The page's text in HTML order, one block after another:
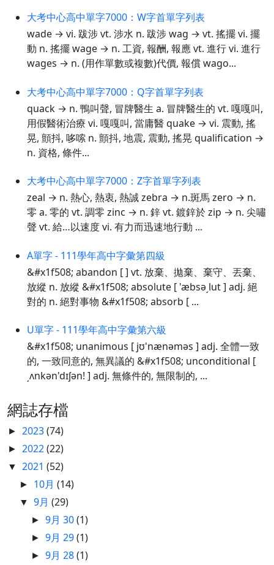
大考中心高中單字7000：W字首單字列表
wade → vi. 跋涉 vt. 涉水 n. 跋涉 wag → vt. 搖擺 vi. 擺
動 n. 搖擺 wage → n. 工資, 報酬, 報應 vt. 進行 vi. 進行
wages → n. (用作單數或複數)代價, 報償 wago...
大考中心高中單字7000：Q字首單字列表
quack → n. 鴨叫聲, 冒牌醫生 a. 冒牌醫生的 vt. 嘎嘎叫,
用假醫術治療 vi. 嘎嘎叫, 當庸醫 quake → vi. 震動, 搖
晃, 顫抖, 哆嗦 n. 顫抖, 地震, 震動, 搖晃 qualification →
n. 資格, 條件...
大考中心高中單字7000：Z字首單字列表
zeal → n. 熱心, 熱衷, 熱誠 zebra → n.斑馬 zero → n.
零 a. 零的 vt. 調零 zinc → n. 鋅 vt. 鍍鋅於 zip → n. 尖嘯
聲 vt. 給…以速度 vi. 有力而迅速地行動 ...
A單字 - 111學年高中字彙第四級
&#x1f508; abandon [ ] vt. 放棄、拋棄、棄守、丟棄、
放縱 n. 放縱 &#x1f508; absolute [ 'æbsə͵lut ] adj. 絕
對的 n. 絕對事物 &#x1f508; absorb [ ...
U單字 - 111學年高中字彙第六級
&#x1f508; unanimous [ jʊ'nænəməs ] adj. 全體一致
的, 一致同意的, 無異議的 &#x1f508; unconditional [
͵ʌnkən'dɪʃən! ] adj. 無條件的, 無限制的, ...
網誌存檔
► 2023(74)
► 2022(22)
▼ 2021 (52)
► 10月(14)
▼9月(29)
►9月 30(1)
►9月 29(1)
►9月 28(1)